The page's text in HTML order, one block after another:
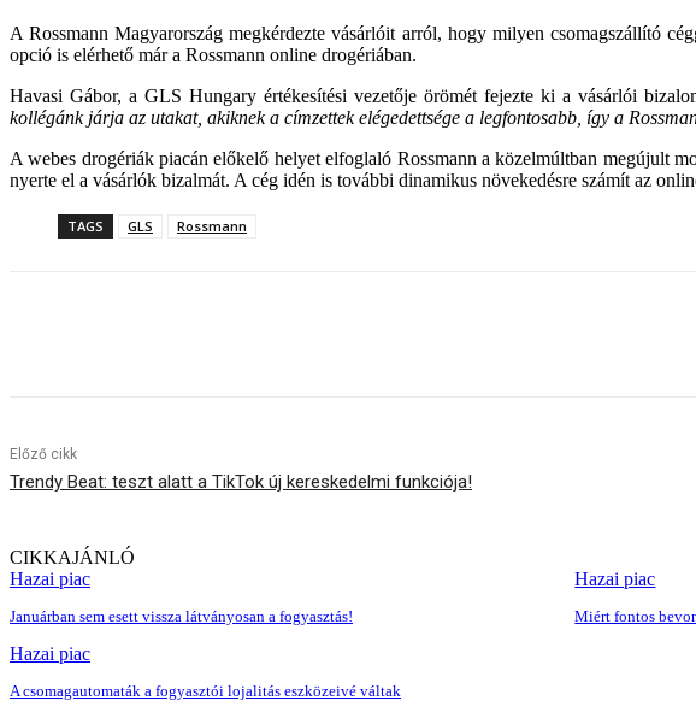
A Rossmann Magyarország megkérdezte vásárlóit arról, hogy milyen csomagszállító
opció is elérhető már a Rossmann online drogériában.
Havasi Gábor, a GLS Hungary értékesítési vezetője örömét fejezte ki a vásárlói
kollégánk járja az utakat, akiknek a címzettek elégedettsége a legfontosabb, így a
A webes drogériák piacán előkelő helyet elfoglaló Rossmann a közelmúltban megújult
nyerte el a vásárlók bizalmát. A cég idén is további dinamikus növekedésre számít az
TAGS GLS Rossmann
Előző cikk
Trendy Beat: teszt alatt a TikTok új kereskedelmi funkciója!
CIKKAJÁNLÓ
Hazai piac
Januárban sem esett vissza látványosan a fogyasztás!
Hazai piac
Miért fontos
Hazai piac
A csomagautomaták a fogyasztói lojalitás eszközeivé váltak